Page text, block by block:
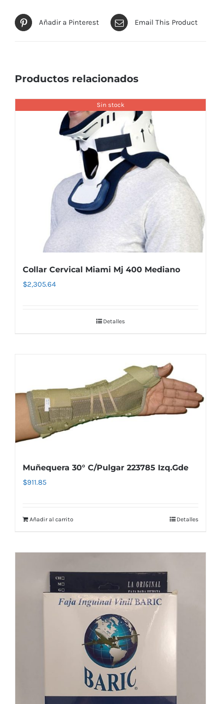
Añadir a Pinterest Email This Product
Productos relacionados
Sin stock
Collar Cervical Miami Mj 400 Mediano
$2,305.64
Detalles
Muñequera 30° C/Pulgar 223785 Izq.Gde
$911.85
Añadir al carrito Detalles